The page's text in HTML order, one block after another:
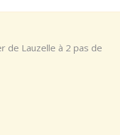
de Lauzelle à 2 pas de